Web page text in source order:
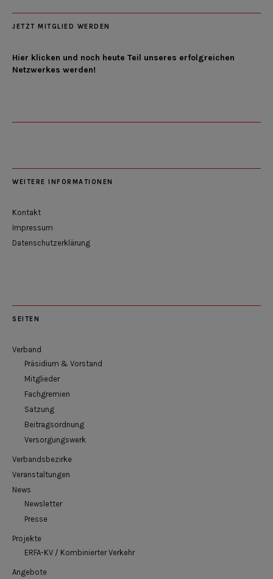
JETZT MITGLIED WERDEN
Hier klicken und noch heute Teil unseres erfolgreichen
Netzwerkes werden!
WEITERE INFORMATIONEN
Kontakt
Impressum
Datenschutzerklärung
SEITEN
Verband
Präsidium & Vorstand
Mitglieder
Fachgremien
Satzung
Beitragsordnung
Versorgungswerk
Verbandsbezirke
Veranstaltungen
News
Newsletter
Presse
Projekte
ERFA-KV / Kombinierter Verkehr
Angebote